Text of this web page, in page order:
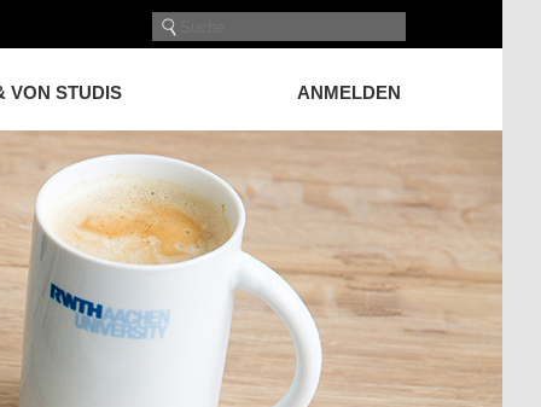
VON STUDIS ANMELDEN